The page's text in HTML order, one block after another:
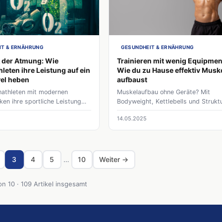
um Rückfälle zu
und die Leistungsfähigkeit
trainiert, übernimmt
bleibt flexibel und erreicht oft mehr
& ERNÄHRUNG
der Atmung: Wie
ihre Leistung auf ein
heben
mit modernen
ihre sportliche Leistung
steigern - von Wim Hof-
zur mentalen Fokussierung.
GESUNDHEIT & ERNÄHRUNG
Trainieren mit wenig
Wie du zu Hause effektiv
aufbaust
Muskelaufbau ohne Geräte? Mit
Bodyweight, Kettlebells und
dein Wohnzimmer zum Gym –
minimalistisch, effektiv und
stark.
14.05.2025
3 4 5 … 10 Weiter →
10 · 109 Artikel insgesamt